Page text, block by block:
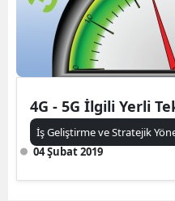
4G - 5G İlgili Yerli
İş Geliştirme ve Stratejik
04 Şubat 2019